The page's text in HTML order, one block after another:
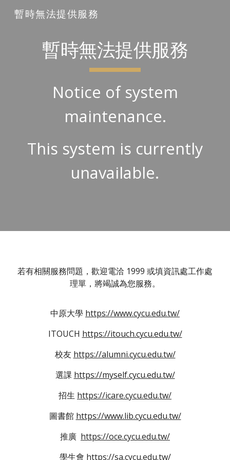
Skip to main content
暫時無法提供服務
暫時無法提供服務
Notice of system
maintenance.
This system is currently
unavailable.
若有相關服務問題，歡迎電洽 1999 或填資訊處工作處
理單，將竭誠為您服務。
中原大學 https://www.cycu.edu.tw/
ITOUCH https://itouch.cycu.edu.tw/
校友 https://alumni.cycu.edu.tw/
選課 https://myself.cycu.edu.tw/
招生 https://icare.cycu.edu.tw/
圖書館 https://www.lib.cycu.edu.tw/
推廣 https://oce.cycu.edu.tw/
學生會 https://sa.cycu.edu.tw/